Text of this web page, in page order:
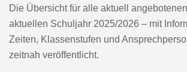
Die Übersicht für alle aktuell
aktuellen Schuljahr 2025/2026 – mit
Zeiten, Klassenstufen und
zeitnah veröffentlicht.